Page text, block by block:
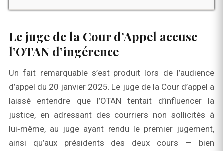
Le juge de la Cour d’Appel accuse
l’OTAN d’ingérence
Un fait remarquable s’est produit lors de l’audience
d’appel du 20 janvier 2025. Le juge de la Cour d’appel a
laissé entendre que l’OTAN tentait d’influencer la
justice, en adressant des courriers non sollicités à
lui‑même, au juge ayant rendu le premier jugement,
ainsi qu’aux présidents des deux cours — bien